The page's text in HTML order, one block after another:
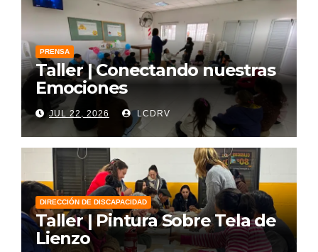
PRENSA
Taller | Conectando nuestras
Emociones
JUL 22, 2026 LCDRV
DIRECCIÓN DE DISCAPACIDAD
Taller | Pintura Sobre Tela de
Lienzo